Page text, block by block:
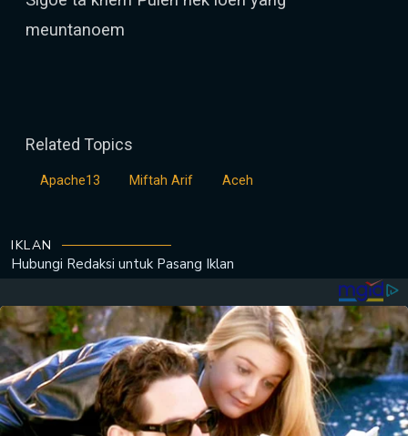
meuntanoem
Related Topics
Apache13 Miftah Arif Aceh
IKLAN
Hubungi Redaksi untuk Pasang Iklan